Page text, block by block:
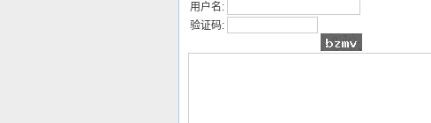
用户名:
验证码: